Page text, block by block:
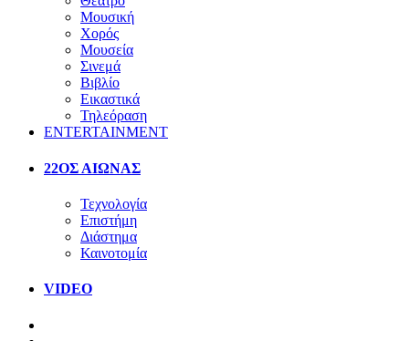
Μουσική
Χορός
Μουσεία
Σινεμά
Βιβλίο
Εικαστικά
Τηλεόραση
ENTERTAINMENT
22ΟΣ ΑΙΩΝΑΣ
Τεχνολογία
Επιστήμη
Διάστημα
Καινοτομία
VIDEO